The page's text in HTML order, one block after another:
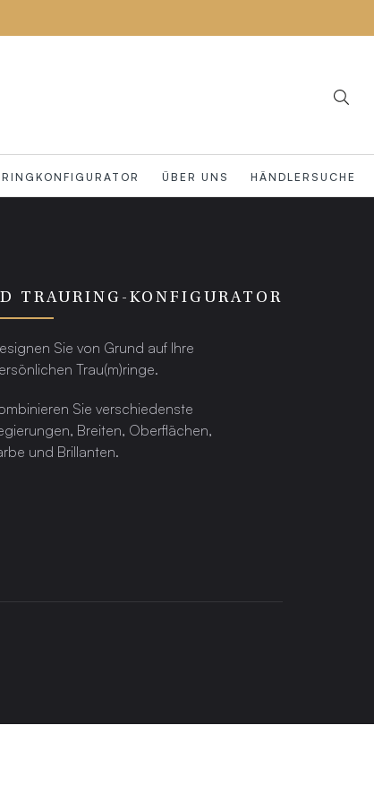
ÜBER UNS HÄNDLERSUCHE
TRAURING-KONFIGURATOR
Sie von Grund auf Ihre
Trau(m)ringe.
Sie verschiedenste
Breiten, Oberflächen,
und Brillanten.